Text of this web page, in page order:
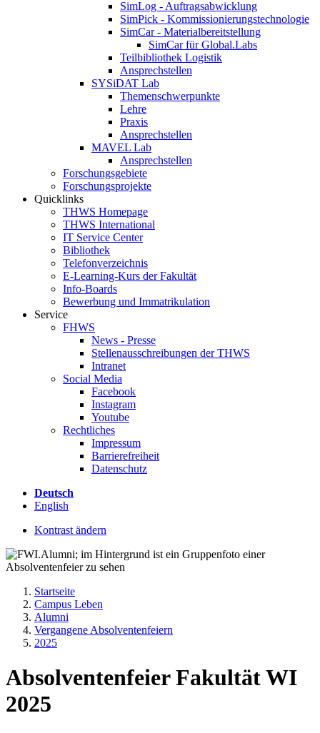
SimLog - Auftragsabwicklung
SimPick - Kommissionierungstechnologie
SimCar - Materialbereitstellung
SimCar für Global.Labs
Teilbibliothek Logistik
Ansprechstellen
SYSiDAT Lab
Themenschwerpunkte
Lehre
Praxis
Ansprechstellen
MAVEL Lab
Ansprechstellen
Forschungsgebiete
Forschungsprojekte
Quicklinks
THWS Homepage
THWS International
IT Service Center
Bibliothek
Telefonverzeichnis
E-Learning-Kurs der Fakultät
Info-Boards
Bewerbung und Immatrikulation
Service
FHWS
News - Presse
Stellenausschreibungen der THWS
Intranet
Social Media
Facebook
Instagram
Youtube
Rechtliches
Impressum
Barrierefreiheit
Datenschutz
Deutsch
English
Kontrast ändern
Startseite
Campus Leben
Alumni
Vergangene Absolventenfeiern
2025
Absolventenfeier Fakultät WI
2025